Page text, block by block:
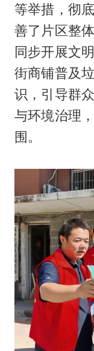
等举措，彻
善了片区整
同步开展文
街商铺普及
识，引导群
与环境治理
围。